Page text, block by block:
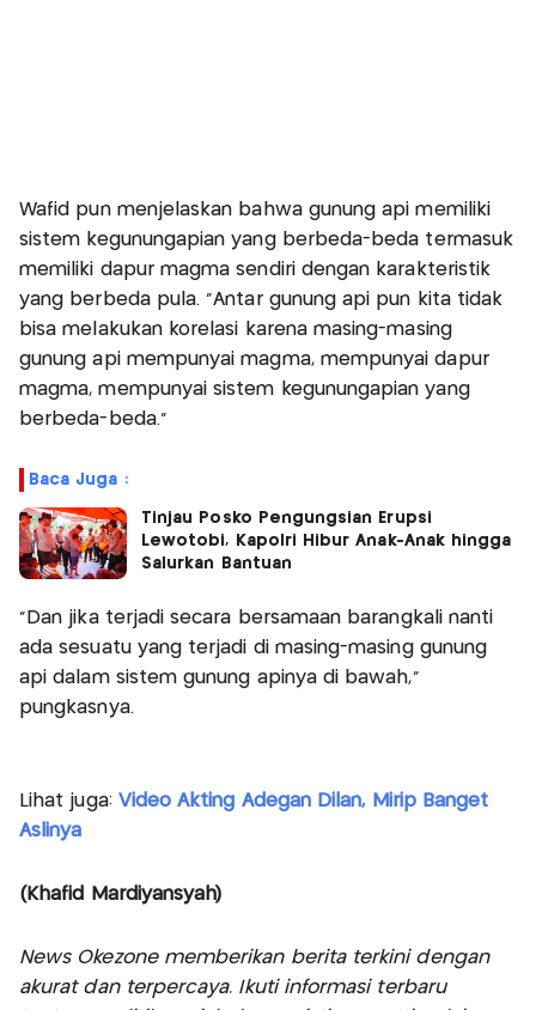
Wafid pun menjelaskan bahwa gunung api memiliki
sistem kegunungapian yang berbeda-beda termasuk
memiliki dapur magma sendiri dengan karakteristik
yang berbeda pula. “Antar gunung api pun kita tidak
bisa melakukan korelasi karena masing-masing
gunung api mempunyai magma, mempunyai dapur
magma, mempunyai sistem kegunungapian yang
berbeda-beda.”
Baca Juga :
Tinjau Posko Pengungsian Erupsi
Lewotobi, Kapolri Hibur Anak-Anak hingga
Salurkan Bantuan
“Dan jika terjadi secara bersamaan barangkali nanti
ada sesuatu yang terjadi di masing-masing gunung
api dalam sistem gunung apinya di bawah,”
pungkasnya.
Lihat juga: Video Akting Adegan Dilan, Mirip Banget
Aslinya
(Khafid Mardiyansyah)
News Okezone memberikan berita terkini dengan
akurat dan terpercaya. Ikuti informasi terbaru